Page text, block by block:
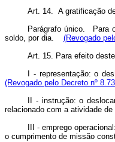
Art. 14. A gratificação
Parágrafo único. Para
soldo, por dia.
(Revogado
Art. 15. Para efeito
I - representação: o
(Revogado pelo Decreto nº
II - instrução: o
relacionado com a atividade
III - emprego
o cumprimento de missão